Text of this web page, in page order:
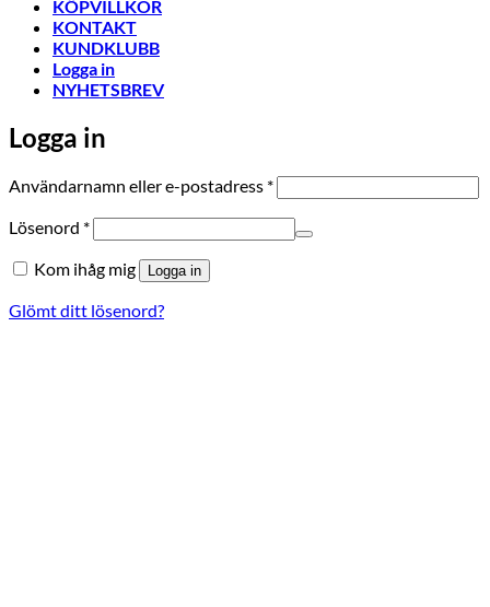
KÖPVILLKOR
KONTAKT
KUNDKLUBB
Logga in
NYHETSBREV
Logga in
Användarnamn eller e-postadress *Obligatoriskt
Lösenord *Obligatoriskt
Kom ihåg mig Logga in
Glömt ditt lösenord?